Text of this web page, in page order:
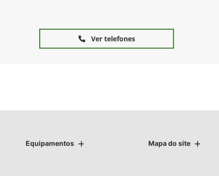
Ver telefones
Equipamentos Mapa do site